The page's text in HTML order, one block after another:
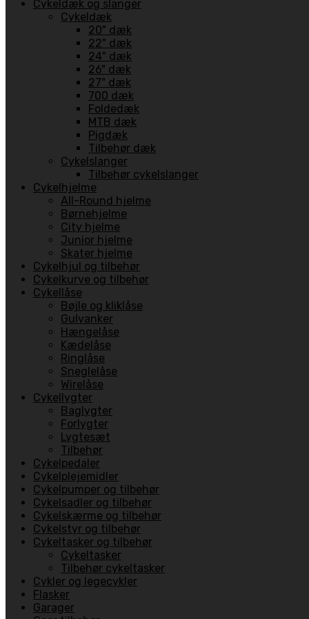
Cykeldæk og slanger
Cykeldæk
20" dæk
22" dæk
24" dæk
26" dæk
27" dæk
700 dæk
Foldedæk
MTB dæk
Pigdæk
Tilbehør dæk
Cykelslanger
Tilbehør cykelslanger
Cykelhjelme
All-Round hjelme
Børnehjelme
City hjelme
Junior hjelme
Skater hjelme
Cykelhjul og tilbehør
Cykelkurve og tilbehør
Cykellåse
Bøjle og kliklåse
Gulvanker
Hængelåse
Kædelåse
Ringlåse
Sneglelåse
Wirelåse
Cykellygter
Baglygter
Forlygter
Lygtesæt
Tilbehør
Cykelpedaler
Cykelplejemidler
Cykelpumper og tilbehør
Cykelsadler og tilbehør
Cykelskærme og tilbehør
Cykelstyr og tilbehør
Cykeltasker og tilbehør
Cykeltasker
Tilbehør cykeltasker
Cykler og legecykler
Flasker
Garager